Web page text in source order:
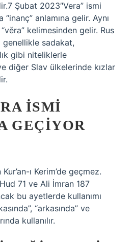
Şubat 2023″Vera” ismi
“inanç” anlamına gelir. Aynı
kelimesinden gelir. Rus
genellikle sadakat,
gibi niteliklerle
diğer Slav ülkelerinde kızlar
ISMI
GEÇIYOR
ı Kerim’de geçmez.
71 ve Ali İmran 187
bu ayetlerde kullanımı
“arkasında” ve
kullanılır.